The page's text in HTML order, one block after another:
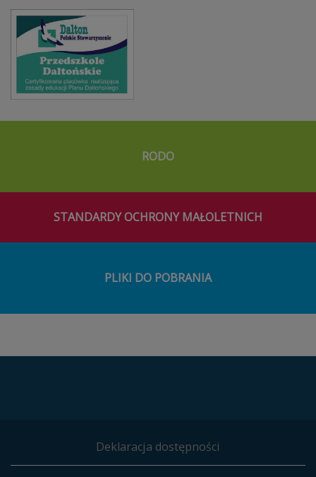
RODO
STANDARDY OCHRONY MAŁOLETNICH
PLIKI DO POBRANIA
Deklaracja dostępności